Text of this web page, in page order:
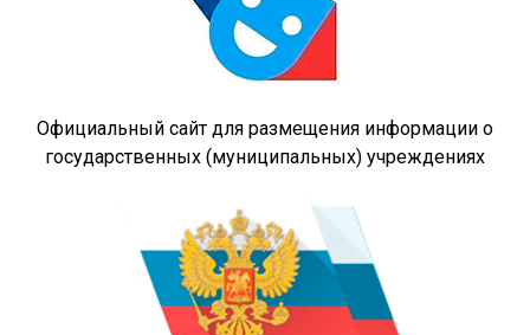
Официальный сайт для размещения информации о
государственных (муниципальных) учреждениях